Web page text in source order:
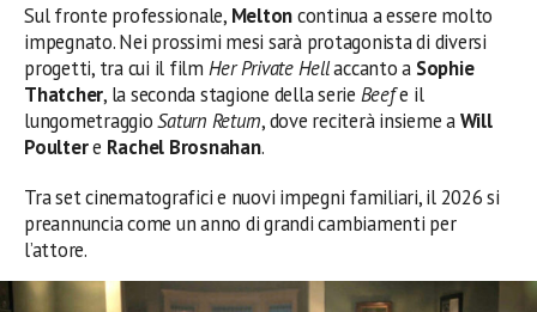
Sul fronte professionale, Meltoncontinua a essere molto
impegnato. Nei prossimi mesi sarà protagonista di diversi
progetti, tra cui il film Her Private Hellaccanto a Sophie
Thatcher, la seconda stagione della serie Beefe il
lungometraggioSaturn Return, dove reciterà insieme aWill
Poultere Rachel Brosnahan.
Tra set cinematografici e nuovi impegni familiari, il 2026 si
preannuncia come un anno di grandi cambiamenti per
l’attore.